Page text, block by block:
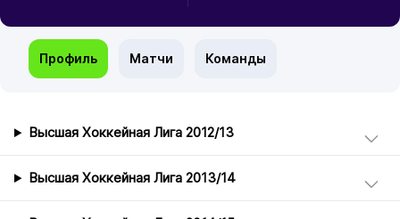
Профиль Матчи Команды
Высшая Хоккейная Лига 2012/13
Высшая Хоккейная Лига 2013/14